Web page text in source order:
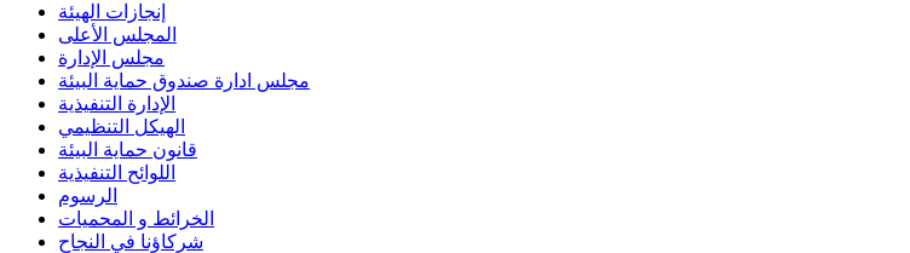
إنجازات الهيئة
المجلس الأعلى
مجلس الإدارة
مجلس ادارة صندوق حماية البيئة
الإدارة التنفيذية
الهيكل التنظيمي
قانون حماية البيئة
اللوائح التنفيذية
الرسوم
الخرائط و المحميات
شركاؤنا في النجاح